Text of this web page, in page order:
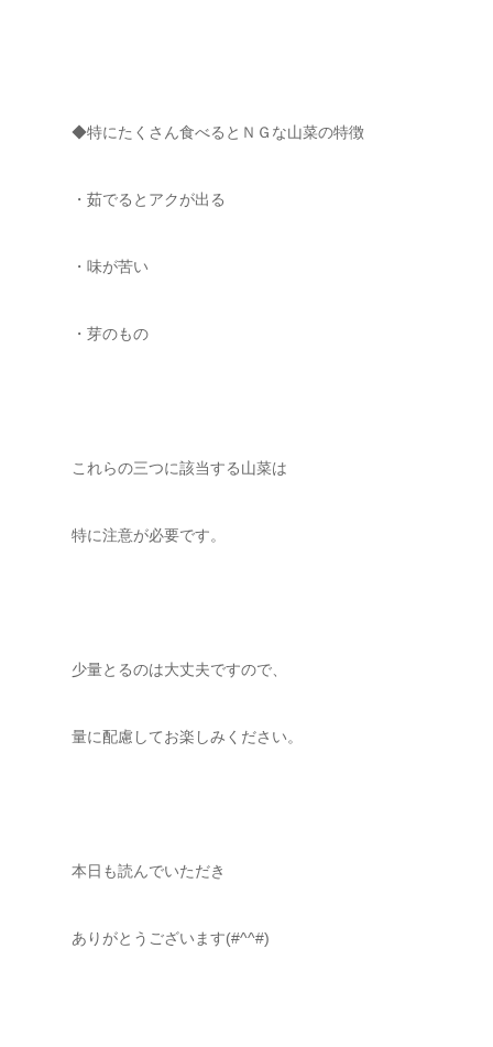
◆特にたくさん食べるとＮＧな山菜の特徴
・茹でるとアクが出る
・味が苦い
・芽のもの
これらの三つに該当する山菜は
特に注意が必要です。
少量とるのは大丈夫ですので、
量に配慮してお楽しみください。
本日も読んでいただき
ありがとうございます(#^^#)